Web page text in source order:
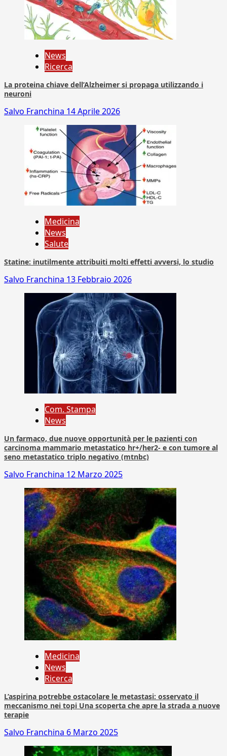
News
Ricerca
La proteina chiave dell’Alzheimer si propaga utilizzando i
neuroni
Salvo Franchina 14 Aprile 2026
Medicina
News
Salute
Statine: inutilmente attribuiti molti effetti avversi, lo studio
Salvo Franchina 13 Febbraio 2026
Com. Stampa
News
Un farmaco, due nuove opportunità per le pazienti con
carcinoma mammario metastatico hr+/her2- e con tumore al
seno metastatico triplo negativo (mtnbc)
Salvo Franchina 12 Marzo 2025
Medicina
News
Ricerca
L’aspirina potrebbe ostacolare le metastasi: osservato il
meccanismo nei topi Una scoperta che apre la strada a nuove
terapie
Salvo Franchina 6 Marzo 2025